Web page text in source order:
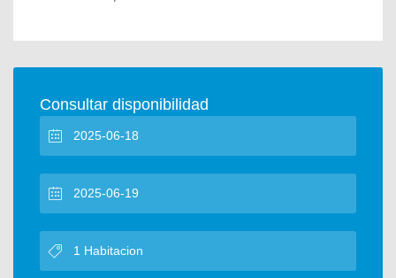
Consultar disponibilidad